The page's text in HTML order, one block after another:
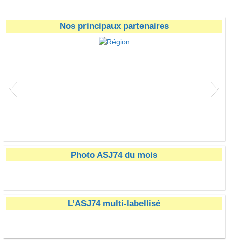
Nos principaux partenaires
Région
Photo ASJ74 du mois
L’ASJ74 multi-labellisé